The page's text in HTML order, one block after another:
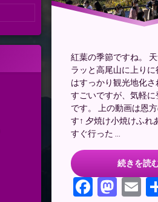
紅葉の季節ですね。
ラッと高尾山に上り
はすっかり観光地化
すごいですが、気軽
です。 上の動画は恩
す↑ 夕焼け小焼けふれ
すぐ行った …
続きを読